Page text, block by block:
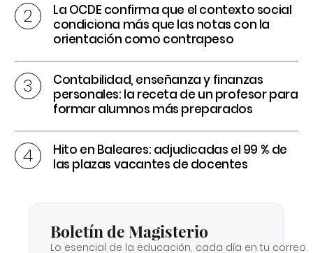
La OCDE confirma que el contexto social
condiciona más que las notas con la
orientación como contrapeso
Contabilidad, enseñanza y finanzas
personales: la receta de un profesor para
formar alumnos más preparados
Hito en Baleares: adjudicadas el 99 % de
las plazas vacantes de docentes
Boletín de Magisterio
Lo esencial de la educación, cada día en tu correo.